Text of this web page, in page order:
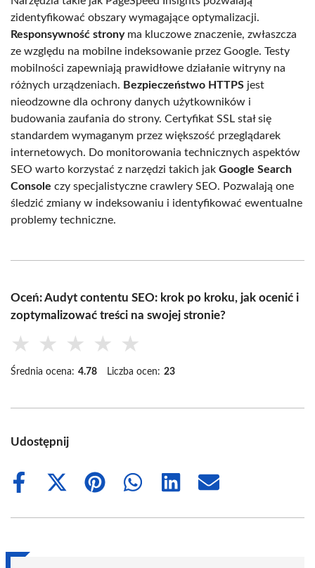
zidentyfikować obszary wymagające optymalizacji.
Responsywność stronyma kluczowe znaczenie, zwłaszcza
ze względu na mobilne indeksowanie przez Google. Testy
mobilności zapewniają prawidłowe działanie witryny na
różnych urządzeniach. Bezpieczeństwo HTTPS jest
nieodzowne dla ochrony danych użytkowników i
budowania zaufania do strony. Certyfikat SSL stał się
standardem wymaganym przez większość przeglądarek
internetowych. Do monitorowania technicznych aspektów
SEO warto korzystać z narzędzi takich jak Google Search
Console czy specjalistyczne crawlery SEO. Pozwalają one
śledzić zmiany w indeksowaniu i identyfikować ewentualne
problemy techniczne.
Oceń: Audyt contentu SEO: krok po kroku, jak ocenić i
zoptymalizować treści na swojej stronie?
★ ★ ★ ★ ★
Średnia ocena: 4.78 Liczba ocen: 23
Udostępnij
Share
Share
(Twitter)
Share
Share
Share
Share